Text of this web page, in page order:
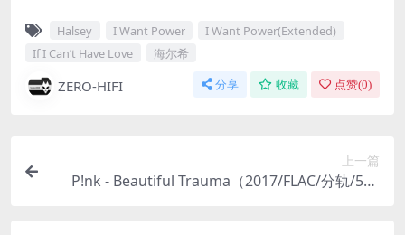
Halsey I Want Power
I Want Power(Extended)
If I Can’t Have Love
海尔希
ZERO-HIFI 分享 收藏 点赞(0)
上一篇
P!nk - Beautiful Trauma（2017/FLAC/分轨/592